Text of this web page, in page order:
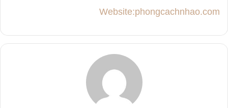
Website:phongcachnhao.com